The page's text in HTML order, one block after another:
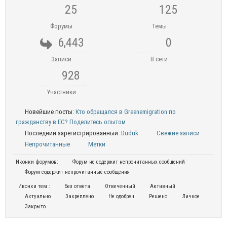
25
Форумы
125
Темы
6,443
Записи
0
В сети
928
Участники
Новейшие посты: Кто обращался в Greenemigration по
гражданству в ЕС? Поделитесь опытом
Последний зарегистрированный: Duduk
Свежие записи
Непрочитанные
Метки
Иконки форумов:
Форум не содержит непрочитанных сообщений
Форум содержит непрочитанные сообщения
Иконки тем : Без ответа Отвеченный
Активный
Актуально
Закреплено Не одобрен Решено
Личное
Закрыто